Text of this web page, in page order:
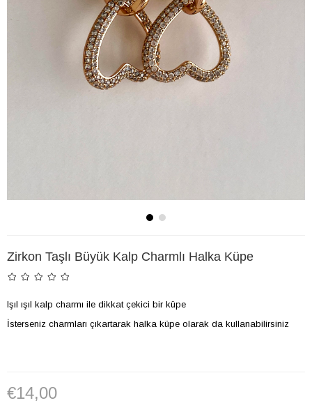
Zirkon Taşlı Büyük Kalp Charmlı Halka Küpe
Işıl ışıl kalp charmı ile dikkat çekici bir küpe
İsterseniz charmları çıkartarak halka küpe olarak da kullanabilirsiniz
€14,00